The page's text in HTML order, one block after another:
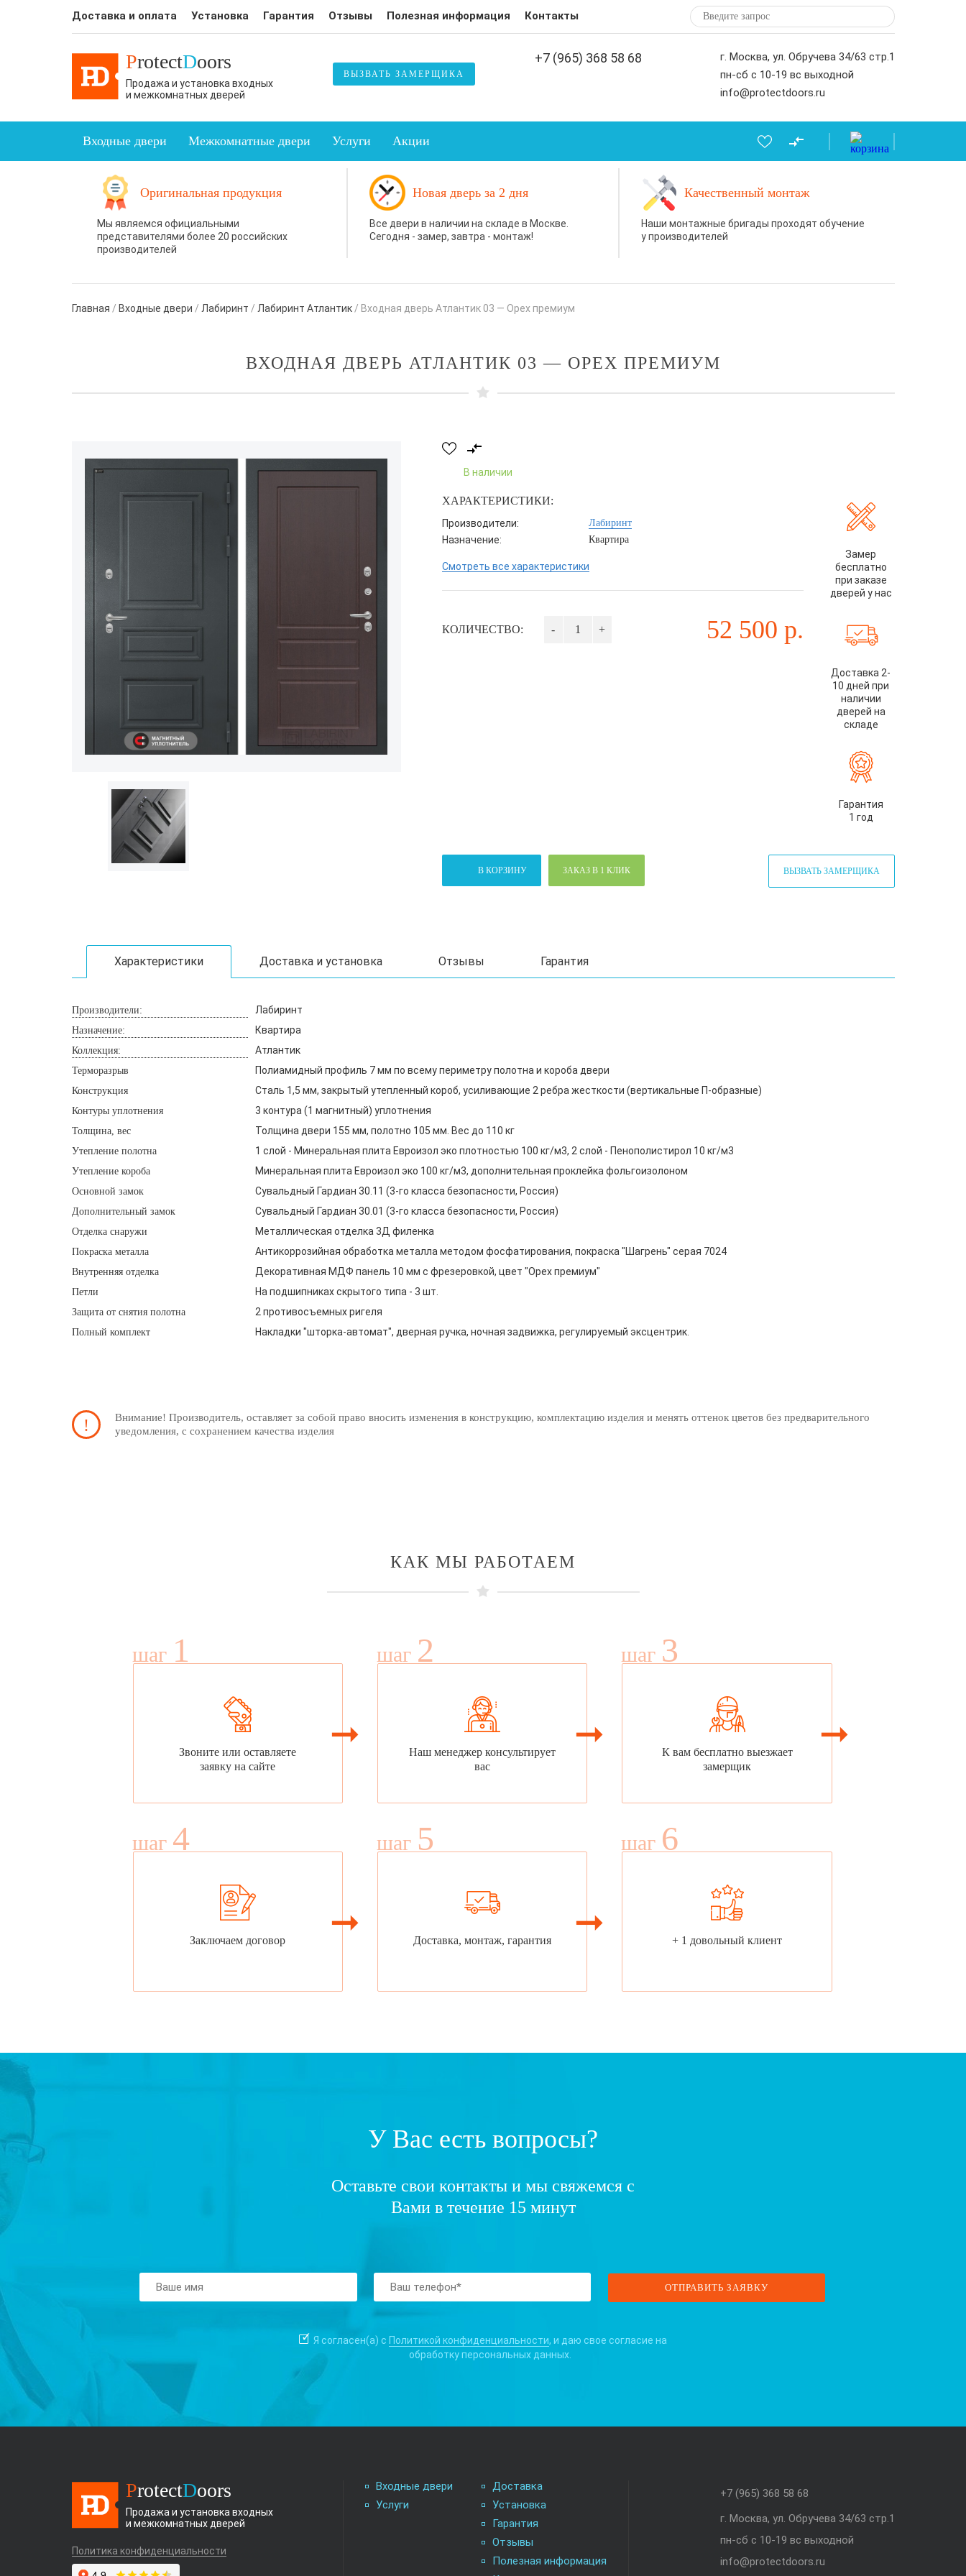
Доставка и оплата Установка Гарантия Отзывы Полезная информация Контакты
ProtectDoors
Продажа и установка входных
и межкомнатных дверей
ВЫЗВАТЬ ЗАМЕРЩИКА
+7 (965) 368 58 68
г. Москва, ул. Обручева 34/63 стр.1
пн-сб с 10-19 вс выходной
info@protectdoors.ru
Входные двери Межкомнатные двери Услуги Акции
Оригинальная продукция
Мы являемся официальными
представителями более 20 российских
производителей
Новая дверь за 2 дня
Все двери в наличии на складе в Москве.
Сегодня - замер, завтра - монтаж!
Качественный монтаж
Наши монтажные бригады проходят обучение
у производителей
Главная / Входные двери / Лабиринт / Лабиринт Атлантик/ Входная дверь Атлантик 03 — Орех премиум
ВХОДНАЯ ДВЕРЬ АТЛАНТИК 03 — ОРЕХ ПРЕМИУМ
В наличии
ХАРАКТЕРИСТИКИ:
Производители: Лабиринт
Назначение: Квартира
Смотреть все характеристики
КОЛИЧЕСТВО: - + 52 500 р.
Замер
бесплатно
при заказе
дверей у нас
Доставка 2-
10 дней при
наличии
дверей на
складе
Гарантия
1 год
В КОРЗИНУ ЗАКАЗ В 1 КЛИК ВЫЗВАТЬ ЗАМЕРЩИКА
Характеристики Доставка и установка Отзывы Гарантия
Производители: Лабиринт
Назначение: Квартира
Коллекция: Атлантик
Терморазрыв Полиамидный профиль 7 мм по всему периметру полотна и короба двери
Конструкция Сталь 1,5 мм, закрытый утепленный короб, усиливающие 2 ребра жесткости (вертикальные П-образные)
Контуры уплотнения 3 контура (1 магнитный) уплотнения
Толщина, вес Толщина двери 155 мм, полотно 105 мм. Вес до 110 кг
Утепление полотна 1 слой - Минеральная плита Евроизол эко плотностью 100 кг/м3, 2 слой - Пенополистирол 10 кг/м3
Утепление короба Минеральная плита Евроизол эко 100 кг/м3, дополнительная проклейка фольгоизолоном
Основной замок Сувальдный Гардиан 30.11 (3-го класса безопасности, Россия)
Дополнительный замок Сувальдный Гардиан 30.01 (3-го класса безопасности, Россия)
Отделка снаружи Металлическая отделка 3Д филенка
Покраска металла Антикоррозийная обработка металла методом фосфатирования, покраска "Шагрень" серая 7024
Внутренняя отделка Декоративная МДФ панель 10 мм с фрезеровкой, цвет "Орех премиум"
Петли На подшипниках скрытого типа - 3 шт.
Защита от снятия полотна 2 противосъемных ригеля
Полный комплект Накладки "шторка-автомат", дверная ручка, ночная задвижка, регулируемый эксцентрик.
Внимание! Производитель, оставляет за собой право вносить изменения в конструкцию, комплектацию изделия и менять оттенок цветов без предварительного
уведомления, с сохранением качества изделия
КАК МЫ РАБОТАЕМ
шаг 1
Звоните или оставляете
заявку на сайте
шаг 2
Наш менеджер консультирует
вас
шаг 3
К вам бесплатно выезжает
замерщик
шаг 4
Заключаем договор
шаг 5
Доставка, монтаж, гарантия
шаг 6
+ 1 довольный клиент
У Вас есть вопросы?
Оставьте свои контакты и мы свяжемся с
Вами в течение 15 минут
Я согласен(а) с Политикой конфиденциальности, и даю свое согласие на
обработку персональных данных.
ProtectDoors
Продажа и установка входных
и межкомнатных дверей
Политика конфиденциальности
Входные двери
Услуги
Доставка
Установка
Гарантия
Отзывы
Полезная информация
+7 (965) 368 58 68
г. Москва, ул. Обручева 34/63 стр.1
пн-сб с 10-19 вс выходной
info@protectdoors.ru